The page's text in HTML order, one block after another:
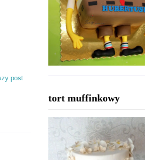
post
tort muffinkowy